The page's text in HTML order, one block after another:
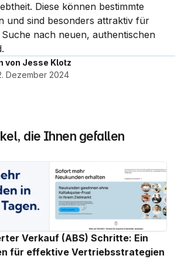
Diese können bestimmte
und sind besonders attraktiv für
nach neuen, authentischen
von Jesse Klotz
Dezember 2024
die Ihnen gefallen
Verkauf (ABS) Schritte: Ein
für effektive Vertriebsstrategien